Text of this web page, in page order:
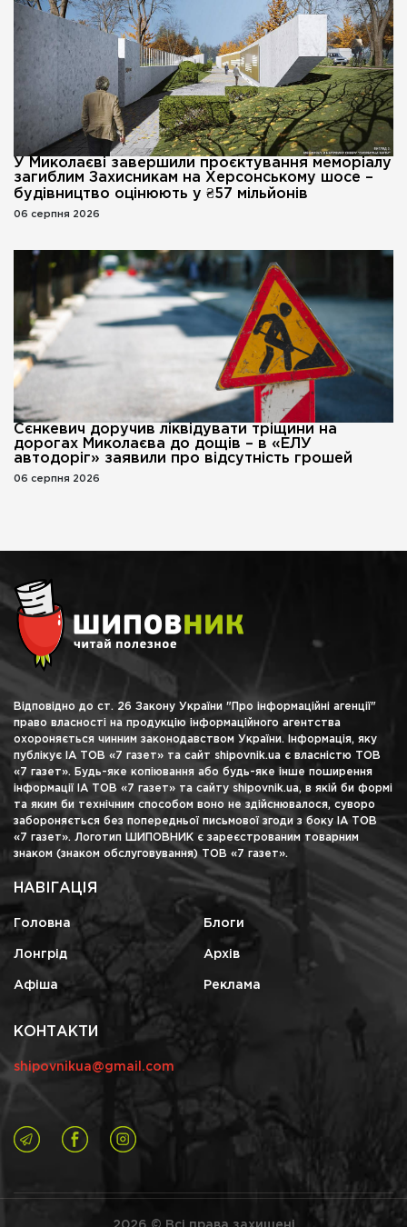
У Миколаєві завершили проєктування меморіалу
загиблим Захисникам на Херсонському шосе –
будівництво оцінюють у ₴57 мільйонів
06 серпня 2026
Сєнкевич доручив ліквідувати тріщини на
дорогах Миколаєва до дощів – в «ЕЛУ
автодоріг» заявили про відсутність грошей
06 серпня 2026
Відповідно до ст. 26 Закону України "Про інформаційні агенції"
право власності на продукцію інформаційного агентства
охороняється чинним законодавством України. Інформація, яку
публікує ІА ТОВ «7 газет» та сайт shipovnik.ua є власністю ТОВ
«7 газет». Будь-яке копіювання або будь-яке інше поширення
інформації ІА ТОВ «7 газет» та сайту shipovnik.ua, в якій би формі
та яким би технічним способом воно не здійснювалося, суворо
забороняється без попередньої письмової згоди з боку ІА ТОВ
«7 газет». Логотип ШИПОВНИК є зареєстрованим товарним
знаком (знаком обслуговування) ТОВ «7 газет».
НАВІГАЦІЯ
Головна Блоги
Лонгрід Архів
Афіша Реклама
КОНТАКТИ
shipovnikua@gmail.com